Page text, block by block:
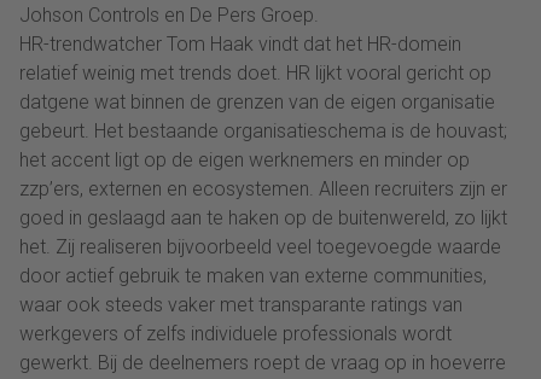
Johson Controls en De Pers Groep.
HR-trendwatcher Tom Haak vindt dat het HR-domein
relatief weinig met trends doet. HR lijkt vooral gericht op
datgene wat binnen de grenzen van de eigen organisatie
gebeurt. Het bestaande organisatieschema is de houvast;
het accent ligt op de eigen werknemers en minder op
zzp’ers, externen en ecosystemen. Alleen recruiters zijn er
goed in geslaagd aan te haken op de buitenwereld, zo lijkt
het. Zij realiseren bijvoorbeeld veel toegevoegde waarde
door actief gebruik te maken van externe communities,
waar ook steeds vaker met transparante ratings van
werkgevers of zelfs individuele professionals wordt
gewerkt. Bij de deelnemers roept de vraag op in hoeverre